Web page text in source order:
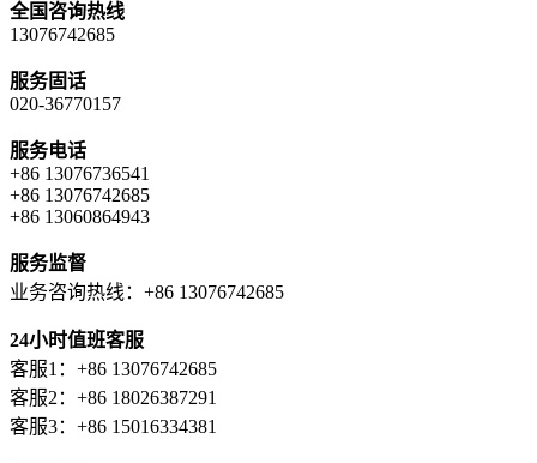
全国咨询热线
13076742685
服务固话
020-36770157
服务电话
+86 13076736541
+86 13076742685
+86 13060864943
服务监督
业务咨询热线：+86 13076742685
24小时值班客服
客服1：+86 13076742685
客服2：+86 18026387291
客服3：+86 15016334381